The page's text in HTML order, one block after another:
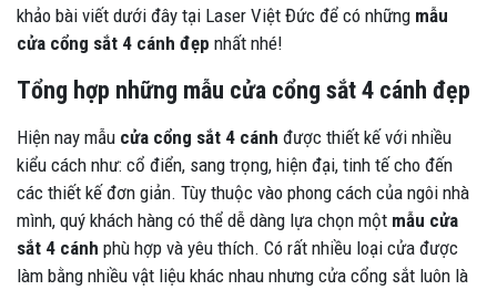
khảo bài viết dưới đây tại Laser Việt Đức để có những mẫu
cửa cổng sắt 4 cánh đẹp nhất nhé!
Tổng hợp những mẫu cửa cổng sắt 4 cánh đẹp
Hiện nay mẫu cửa cổng sắt 4 cánh được thiết kế với nhiều
kiểu cách như: cổ điển, sang trọng, hiện đại, tinh tế cho đến
các thiết kế đơn giản. Tùy thuộc vào phong cách của ngôi nhà
mình, quý khách hàng có thể dễ dàng lựa chọn một mẫu cửa
sắt 4 cánh phù hợp và yêu thích. Có rất nhiều loại cửa được
làm bằng nhiều vật liệu khác nhau nhưng cửa cổng sắt luôn là